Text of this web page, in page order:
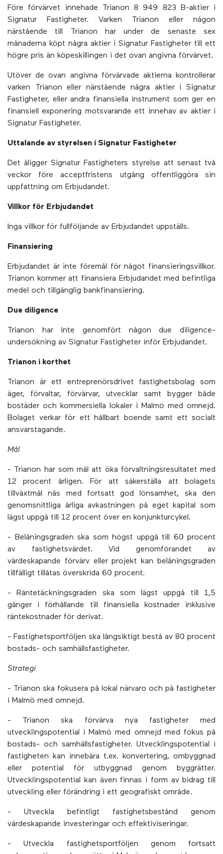
Före förvärvet innehade Trianon 8 949 823 B-aktier i
Signatur Fastigheter. Varken Trianon eller någon
närstående till Trianon har under de senaste sex
månaderna köpt några aktier i Signatur Fastigheter till ett
högre pris än köpeskillingen i det ovan angivna förvärvet.
Utöver de ovan angivna förvärvade aktierna kontrollerar
varken Trianon eller närstående några aktier i Signatur
Fastigheter, eller andra finansiella instrument som ger en
finansiell exponering motsvarande ett innehav av aktier i
Signatur Fastigheter.
Uttalande av styrelsen i Signatur Fastigheter
Det åligger Signatur Fastigheters styrelse att senast två
veckor före acceptfristens utgång offentliggöra sin
uppfattning om Erbjudandet.
Villkor för Erbjudandet
Inga villkor för fullföljande av Erbjudandet uppställs.
Finansiering
Erbjudandet är inte föremål för något finansieringsvillkor.
Trianon kommer att finansiera Erbjudandet med befintliga
medel och tillgänglig bankfinansiering.
Due diligence
Trianon har inte genomfört någon due diligence-
undersökning av Signatur Fastigheter inför Erbjudandet.
Trianon i korthet
Trianon är ett entreprenörsdrivet fastighetsbolag som
äger, förvaltar, förvärvar, utvecklar samt bygger både
bostäder och kommersiella lokaler i Malmö med omnejd.
Bolaget verkar för ett hållbart boende samt ett socialt
ansvarstagande.
Mål
- Trianon har som mål att öka förvaltningsresultatet med
12 procent årligen. För att säkerställa att bolagets
tillväxtmål nås med fortsatt god lönsamhet, ska den
genomsnittliga årliga avkastningen på eget kapital som
lägst uppgå till 12 procent över en konjunkturcykel.
- Belåningsgraden ska som högst uppgå till 60 procent
av fastighetsvärdet. Vid genomförandet av
värdeskapande förvärv eller projekt kan belåningsgraden
tillfälligt tillåtas överskrida 60 procent.
- Räntetäckningsgraden ska som lägst uppgå till 1,5
gånger i förhållande till finansiella kostnader inklusive
räntekostnader för derivat.
- Fastighetsportföljen ska långsiktigt bestå av 80 procent
bostads- och samhällsfastigheter.
Strategi
- Trianon ska fokusera på lokal närvaro och på fastigheter
i Malmö med omnejd.
- Trianon ska förvärva nya fastigheter med
utvecklingspotential i Malmö med omnejd med fokus på
bostads- och samhällsfastigheter. Utvecklingspotential i
fastigheten kan innebära t.ex. konvertering, ombyggnad
eller potential för utbyggnad genom byggrätter.
Utvecklingspotential kan även finnas i form av bidrag till
utveckling eller förändring i ett geografiskt område.
- Utveckla befintligt fastighetsbestånd genom
värdeskapande investeringar och effektiviseringar.
- Utveckla fastighetsportföljen genom fortsatt